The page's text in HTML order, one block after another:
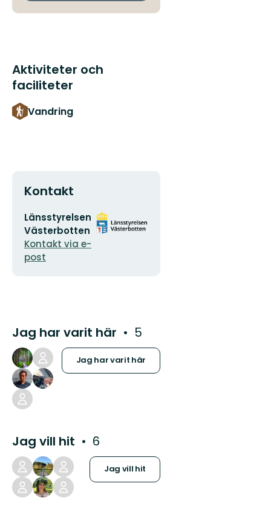
Aktiviteter och
faciliteter
Vandring
Kontakt
E-
postadress
Länsstyrelsen
Västerbotten
Kontakt via e-
post
Organisationens
logotyp
Jag har varit här 5
Jag har varit här
Jag vill hit 6
Jag vill hit